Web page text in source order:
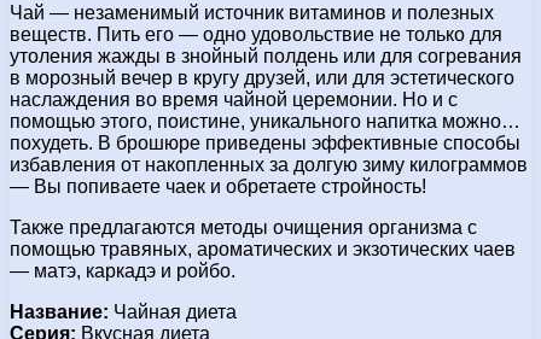
Чай — незаменимый источник витаминов и полезных
веществ. Пить его — одно удовольствие не только для
утоления жажды в знойный полдень или для согревания
в морозный вечер в кругу друзей, или для эстетического
наслаждения во время чайной церемонии. Но и с
помощью этого, поистине, уникального напитка можно…
похудеть. В брошюре приведены эффективные способы
избавления от накопленных за долгую зиму килограммов
— Вы попиваете чаек и обретаете стройность!
Также предлагаются методы очищения организма с
помощью травяных, ароматических и экзотических чаев
— матэ, каркадэ и ройбо.
Название: Чайная диета
Серия: Вкусная диета